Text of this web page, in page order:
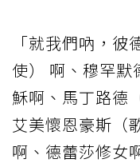
「就我們吶，
使） 啊、穆罕默
穌啊、馬丁路德
艾美懷恩豪斯（
啊、德蕾莎修